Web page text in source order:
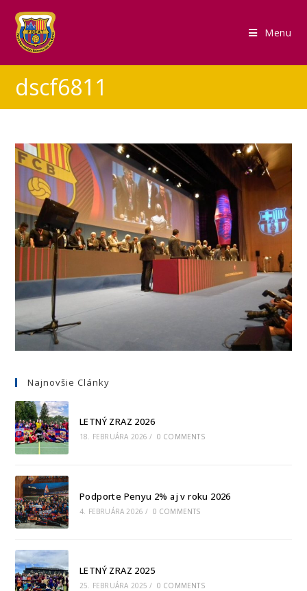
Menu
dscf6811
Najnovšie Clánky
LETNÝ ZRAZ 2026
18. FEBRUÁRA 2026 / 0 COMMENTS
Podporte Penyu 2% aj v roku 2026
4. FEBRUÁRA 2026 / 0 COMMENTS
LETNÝ ZRAZ 2025
25. FEBRUÁRA 2025 / 0 COMMENTS